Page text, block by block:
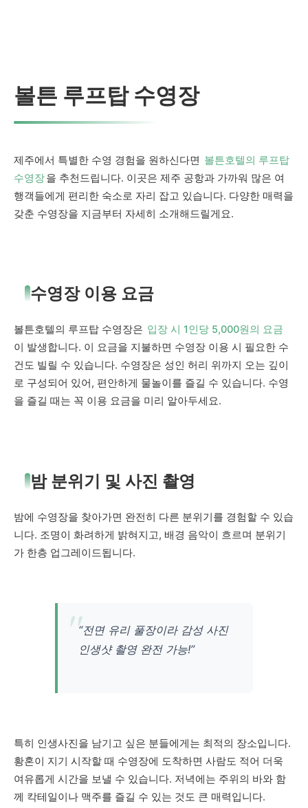
볼튼 루프탑 수영장
제주에서 특별한 수영 경험을 원하신다면 볼튼호텔의 루프탑
수영장을 추천드립니다. 이곳은 제주 공항과 가까워 많은 여
행객들에게 편리한 숙소로 자리 잡고 있습니다. 다양한 매력을
갖춘 수영장을 지금부터 자세히 소개해드릴게요.
수영장 이용 요금
볼튼호텔의 루프탑 수영장은 입장 시 1인당 5,000원의 요금
이 발생합니다. 이 요금을 지불하면 수영장 이용 시 필요한 수
건도 빌릴 수 있습니다. 수영장은 성인 허리 위까지 오는 깊이
로 구성되어 있어, 편안하게 물놀이를 즐길 수 있습니다. 수영
을 즐길 때는 꼭 이용 요금을 미리 알아두세요.
밤 분위기 및 사진 촬영
밤에 수영장을 찾아가면 완전히 다른 분위기를 경험할 수 있습
니다. 조명이 화려하게 밝혀지고, 배경 음악이 흐르며 분위기
가 한층 업그레이드됩니다.
“전면 유리 풀장이라 감성 사진
인생샷 촬영 완전 가능!”
특히 인생사진을 남기고 싶은 분들에게는 최적의 장소입니다.
황혼이 지기 시작할 때 수영장에 도착하면 사람도 적어 더욱
여유롭게 시간을 보낼 수 있습니다. 저녁에는 주위의 바와 함
께 칵테일이나 맥주를 즐길 수 있는 것도 큰 매력입니다.